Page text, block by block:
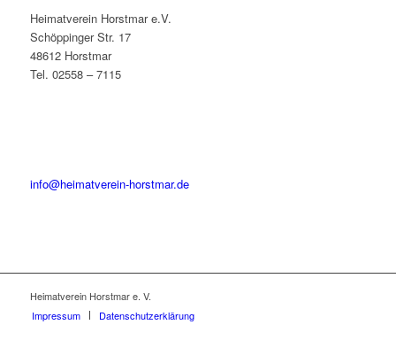
Heimatverein Horstmar e.V.
Schöppinger Str. 17
48612 Horstmar
Tel. 02558 – 7115
info@heimatverein-horstmar.de
Heimatverein Horstmar e. V.
Impressum
Datenschutzerklärung